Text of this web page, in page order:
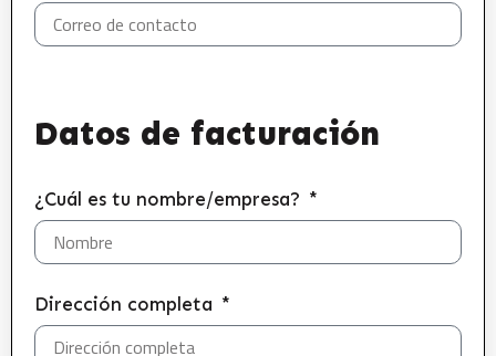
Datos de facturación
¿Cuál es tu nombre/empresa?
Dirección completa